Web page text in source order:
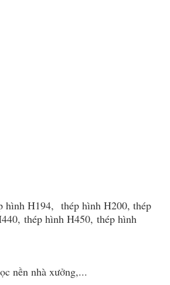
hình H194, thép hình H200, thép
thép hình H450, thép hình
nền nhà xưởng,...